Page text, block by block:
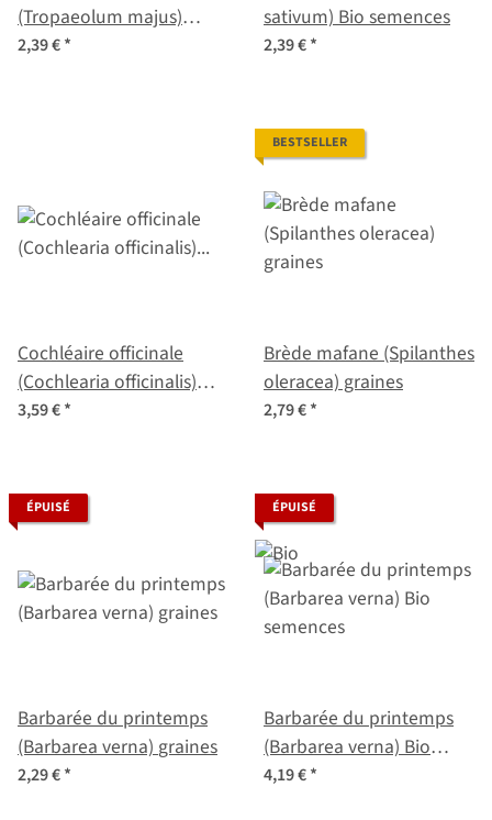
(Tropaeolum majus)
graines
2,39 €*
sativum) Bio semences
2,39 €*
Cochléaire officinale
(Cochlearia officinalis)
graines
3,59 €*
BESTSELLER
Brède mafane (Spilanthes
oleracea) graines
2,79 €*
ÉPUISÉ
Barbarée du printemps
(Barbarea verna) graines
2,29 €*
ÉPUISÉ
Barbarée du printemps
(Barbarea verna) Bio
semences
4,19 €*